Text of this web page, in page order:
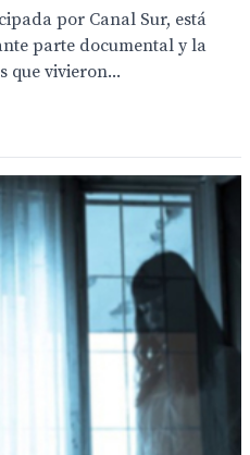
por Canal Sur, está
parte documental y la
que vivieron...